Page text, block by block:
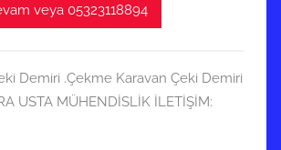
veya 05323118894
Demiri .Çekme Karavan Çeki Demiri
USTA MÜHENDİSLİK İLETİŞİM: